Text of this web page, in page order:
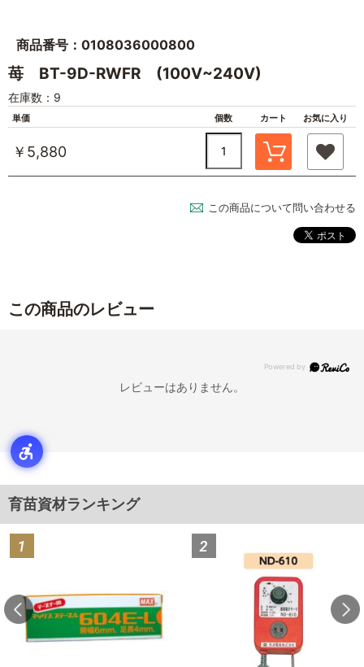
商品番号：0108036000800
苺 BT-9D-RWFR (100V~240V)
在庫数：9
単価 個数 カート お気に入り
￥5,880
この商品について問い合わせる
この商品のレビュー
レビューはありません。
育苗資材ランキング